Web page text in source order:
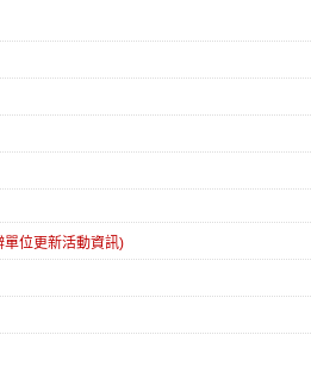
單位更新活動資訊)